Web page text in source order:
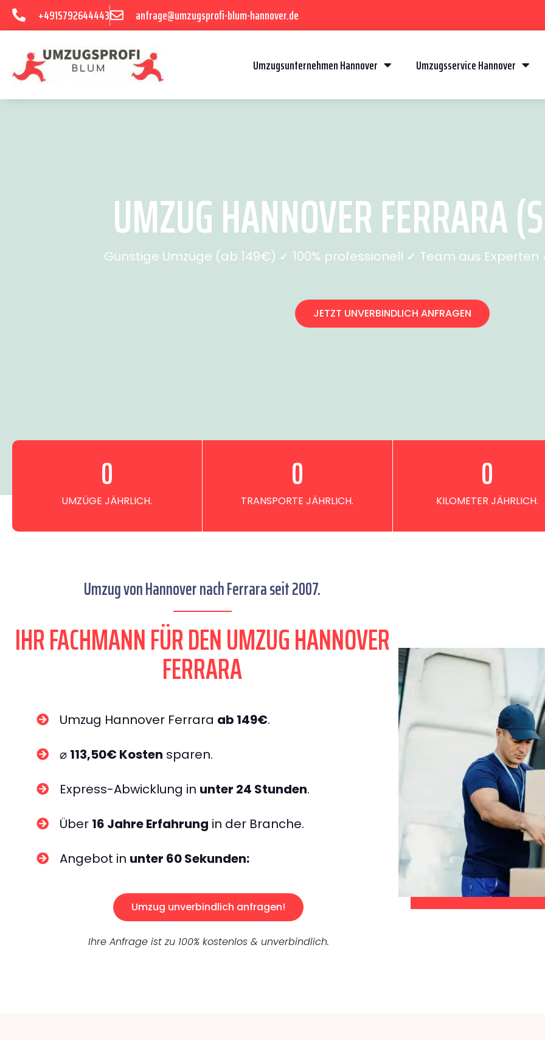
+4915792644443 anfrage@umzugsprofi-blum-hannover.de
Umzugsunternehmen Hannover Umzugsservice Hannover
UMZUG HANNOVER FERRARA
Günstige Umzüge (ab 149€) ✓ 100% professionell ✓ Team aus
JETZT UNVERBINDLICH ANFRAGEN
UMZÜGE JÄHRLICH.
0
TRANSPORTE JÄHRLICH.
0
KILOMETER JÄHRLICH.
0
Umzug von Hannover nach Ferrara seit 2007.
IHR FACHMANN FÜR DEN UMZUG HANNOVER
FERRARA
Umzug Hannover Ferrara ab 149€.
⌀ 113,50€ Kosten sparen.
Express-Abwicklung in unter 24 Stunden.
Über 16 Jahre Erfahrung in der Branche.
Angebot in unter 60 Sekunden:
Umzug unverbindlich anfragen!
Ihre Anfrage ist zu 100% kostenlos & unverbindlich.